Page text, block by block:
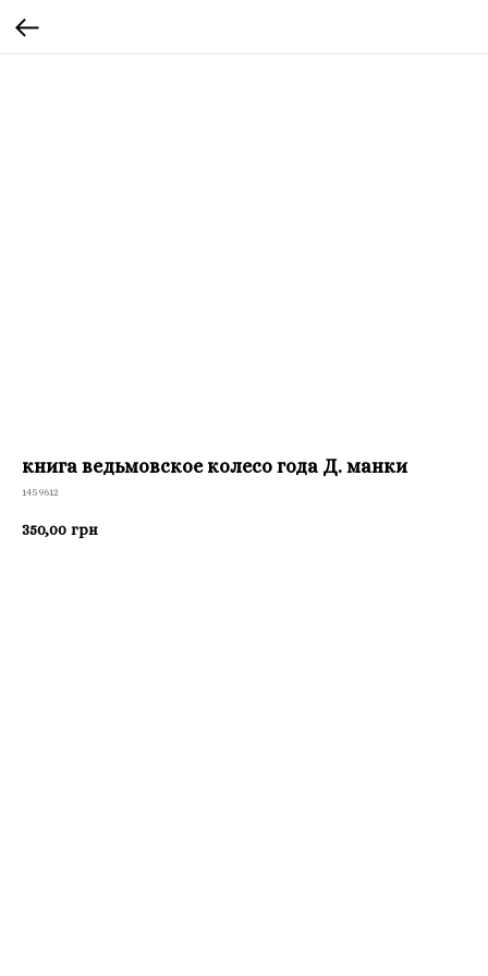
книга ведьмовское колесо года Д. манки
1459612
350,00 грн